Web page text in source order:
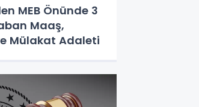
MEB Önünde 3
Maaş,
Mülakat Adaleti